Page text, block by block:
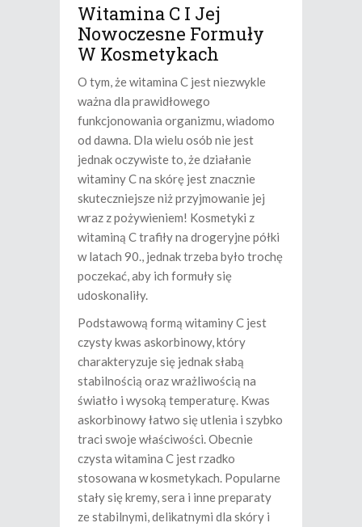
Witamina C I Jej
Nowoczesne Formuły
W Kosmetykach
O tym, że witamina C jest niezwykle
ważna dla prawidłowego
funkcjonowania organizmu, wiadomo
od dawna. Dla wielu osób nie jest
jednak oczywiste to, że działanie
witaminy C na skórę jest znacznie
skuteczniejsze niż przyjmowanie jej
wraz z pożywieniem! Kosmetyki z
witaminą C trafiły na drogeryjne półki
w latach 90., jednak trzeba było trochę
poczekać, aby ich formuły się
udoskonaliły.
Podstawową formą witaminy C jest
czysty kwas askorbinowy, który
charakteryzuje się jednak słabą
stabilnością oraz wrażliwością na
światło i wysoką temperaturę. Kwas
askorbinowy łatwo się utlenia i szybko
traci swoje właściwości. Obecnie
czysta witamina C jest rzadko
stosowana w kosmetykach. Popularne
stały się kremy, sera i inne preparaty
ze stabilnymi, delikatnymi dla skóry i